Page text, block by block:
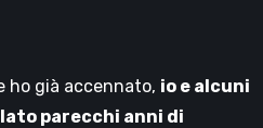
ho già accennato, io e alcuni
parecchi anni di